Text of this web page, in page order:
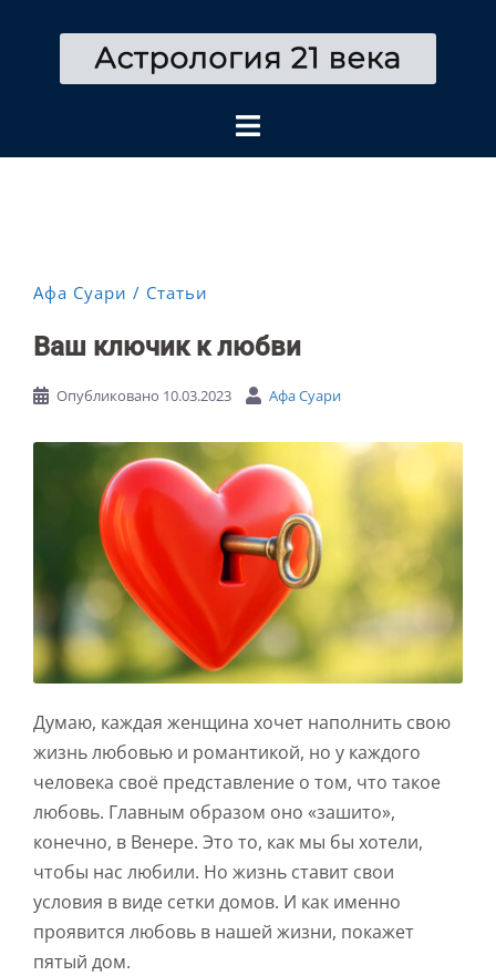
содержимому
Афа Суари Статьи
Ваш ключик к любви
Опубликовано 10.03.2023 Афа Суари
Думаю, каждая женщина хочет наполнить свою
жизнь любовью и романтикой, но у каждого
человека своё представление о том, что такое
любовь. Главным образом оно «зашито»,
конечно, в Венере. Это то, как мы бы хотели,
чтобы нас любили. Но жизнь ставит свои
условия в виде сетки домов. И как именно
проявится любовь в нашей жизни, покажет
пятый дом.